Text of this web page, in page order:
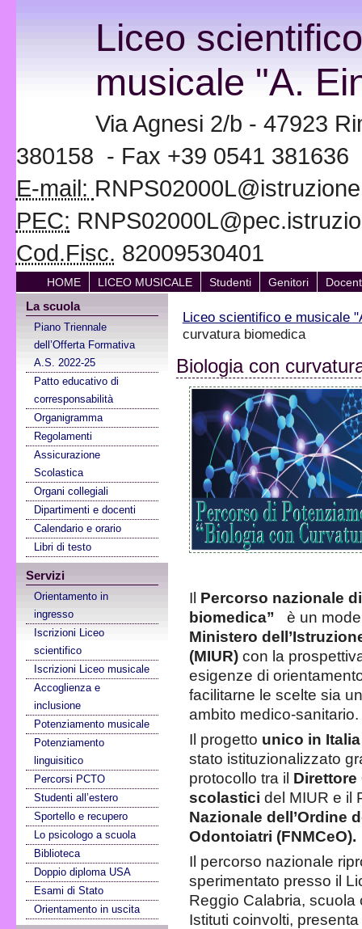
Liceo
musicale "A.
Via Agnesi 2/b - 47923
380158 - Fax +39 0541 381636
E-mail:
PEC:
Cod.Fisc. 82009530401
HOME LICEO MUSICALE Studenti Genitori
La scuola
Piano Triennale
dell’Offerta Formativa
A.S. 2022-25
Patto educativo di
corresponsabilità
Organigramma
Regolamenti
Assicurazione
Scolastica
Organi collegiali
Dipartimenti e docenti
Calendario e orario
Libri di testo
Servizi
Orientamento in
ingresso
Iscrizioni Liceo
scientifico
Iscrizioni Liceo musicale
Accoglienza e
inclusione
Potenziamento musicale
Potenziamento
linguisitico
Percorsi PCTO
Studenti all’estero
Sportello e recupero
Lo psicologo a scuola
Biblioteca
Doppio diploma USA
Esami di Stato
Orientamento in uscita
Liceo scientifico e musicale
curvatura biomedica
Biologia con
Il Percorso nazionale
biomedica” è un
Ministero
(MIUR)con la
esigenze di
facilitarne le scelte sia
ambito medico-sanitario.
Il progetto unico in
stato istituzionalizzato
protocollo tra il Direttore
scolastici del MIUR e il
Nazionale dell’Ordine
Odontoiatri (FNMCeO).
Il percorso nazionale
sperimentato presso il
Reggio Calabria,
Istituti coinvolti,